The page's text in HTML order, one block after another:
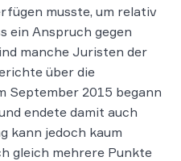
musste, um relativ
ein Anspruch gegen
manche Juristen der
über die
September 2015 begann
endete damit auch
kann jedoch kaum
gleich mehrere Punkte